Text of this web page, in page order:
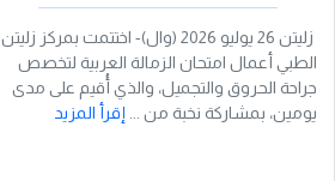
زليتن 26 يوليو 2026 (وال)- اختتمت بمركز زليتن
الطبي أعمال امتحان الزمالة العربية لتخصص
جراحة الحروق والتجميل، والذي أُقيم على مدى
يومين، بمشاركة نخبة من ... إقرأ المزيد